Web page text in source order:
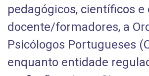
pedagógicos, científicos e
docente/formadores, a
Psicólogos Portugueses
enquanto entidade